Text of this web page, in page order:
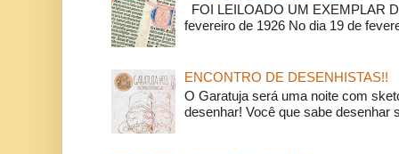
FOI LEILOADO UM EXEMPLAR
fevereiro de 1926 No dia 19 de
ENCONTRO DE DESENHISTAS!!
O Garatuja será uma noite com
desenhar! Você que sabe desenhar